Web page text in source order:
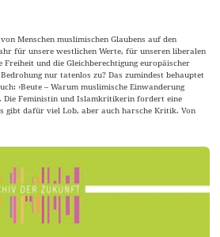
Menschen muslimischen Glaubens auf den
für unsere westlichen Werte, für unseren liberalen
und die Gleichberechtigung europäischer
nur tatenlos zu? Das zumindest behauptet
›Beute – Warum muslimische Einwanderung
Die Feministin und Islamkritikerin fordert eine
gibt dafür viel Lob, aber auch harsche Kritik. Von